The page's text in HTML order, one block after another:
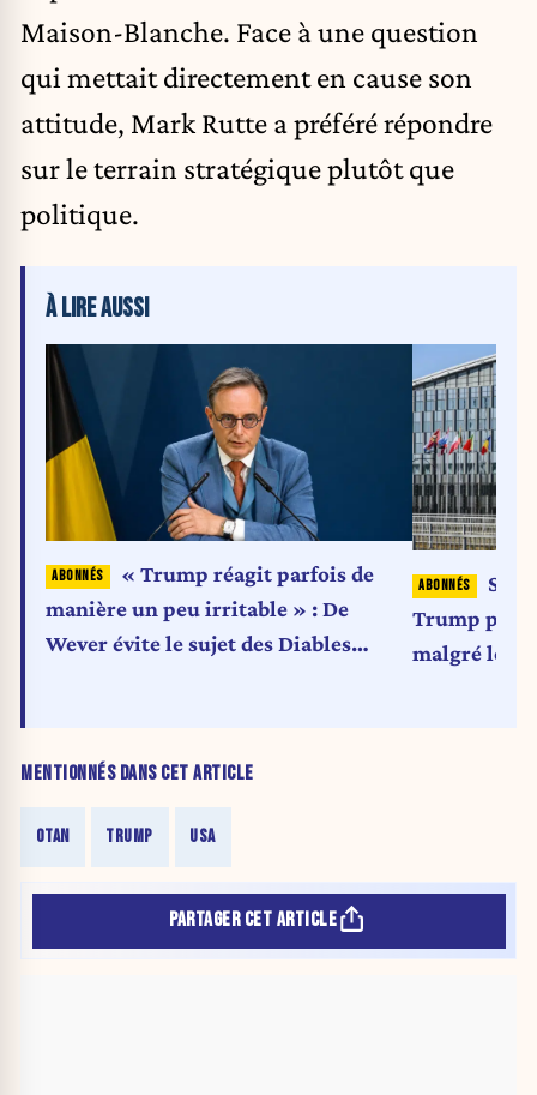
Maison-Blanche. Face à une question
qui mettait directement en cause son
attitude, Mark Rutte a préféré répondre
sur le terrain stratégique plutôt que
politique.
MENTIONNÉS DANS CET ARTICLE
OTAN TRUMP USA
À LIRE AUSSI
« Trump réagit parfois de
manière un peu irritable » : De
Wever évite le sujet des Diables
Trump
malgré le
PARTAGER CET ARTICLE